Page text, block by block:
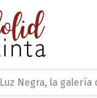
Luz Negra, la